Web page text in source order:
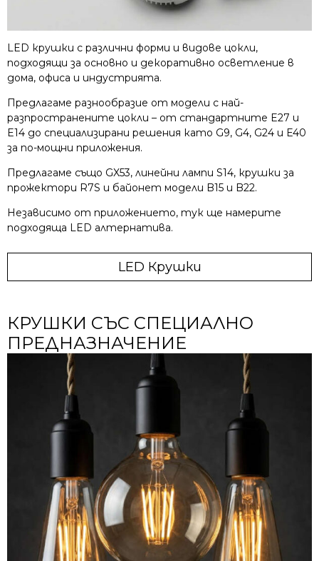
LED крушки с различни форми и видове цокли,
подходящи за основно и декоративно осветление в
дома, офиса и индустрията.
Предлагаме разнообразие от модели с най-
разпространените цокли – от стандартните E27 и
E14 до специализирани решения като G9, G4, G24 и E40
за по-мощни приложения.
Предлагаме също GX53, линейни лампи S14, крушки за
прожектори R7S и байонет модели B15 и B22.
Независимо от приложението, тук ще намерите
подходяща LED алтернатива.
LED Крушки
КРУШКИ СЪС СПЕЦИАЛНО
ПРЕДНАЗНАЧЕНИЕ